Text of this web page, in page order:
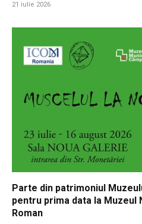
21 iulie 2026
Parte din patrimoniul
pentru prima data la Muzeul
Roman